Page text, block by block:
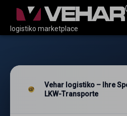
logistiko marketplace
Vehar logistiko – Ihre
LKW-Transporte